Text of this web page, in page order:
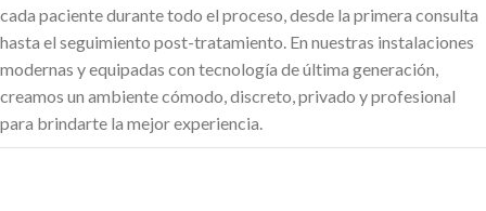
cada paciente durante todo el proceso, desde la primera consulta
hasta el seguimiento post-tratamiento. En nuestras instalaciones
modernas y equipadas con tecnología de última generación,
creamos un ambiente cómodo, discreto, privado yprofesional
para brindarte la mejor experiencia.